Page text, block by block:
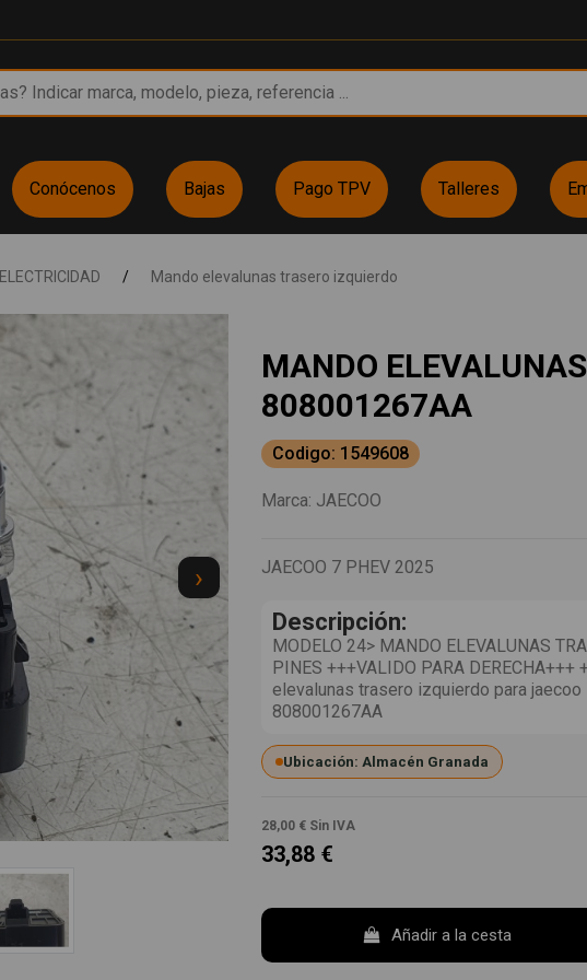
Conócenos Bajas Pago TPV Talleres
ELECTRICIDAD / Mando elevalunas trasero izquierdo
›
MANDO
808001267AA
Codigo: 1549608
Marca: JAECOO
JAECOO 7 PHEV 2025
Descripción:
MODELO 24> MANDO ELEVALUNAS
PINES +++VALIDO PARA
elevalunas trasero izquierdo para
808001267AA
Ubicación: Almacén Granada
28,00 € Sin IVA
33,88 €
Añadir a la cesta